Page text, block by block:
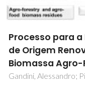
Método ultra-